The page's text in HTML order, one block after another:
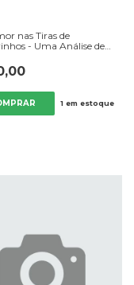
nas Tiras de
- Uma Análise de
- Autor: Maria da
Lins (2002)
1 em estoque